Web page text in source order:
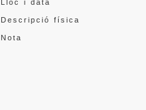
Lloc i data
Descripció física
Nota